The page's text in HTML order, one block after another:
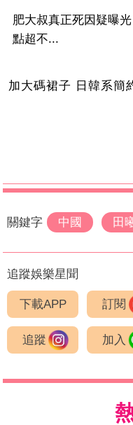
肥大叔真正死因疑曝
點超不...
關鍵字 中國 田
追蹤娛樂星聞
下載APP 訂閱
追蹤 加入